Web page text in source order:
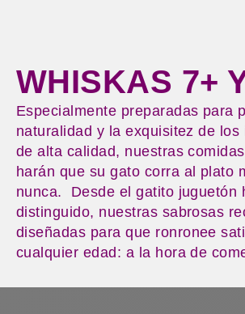
WHISKAS 7+
Especialmente preparadas para
naturalidad y la exquisitez de los
de alta calidad, nuestras
harán que su gato corra al plato
nunca. Desde el gatito juguetón
distinguido, nuestras sabrosas
diseñadas para que ronronee
cualquier edad: a la hora de